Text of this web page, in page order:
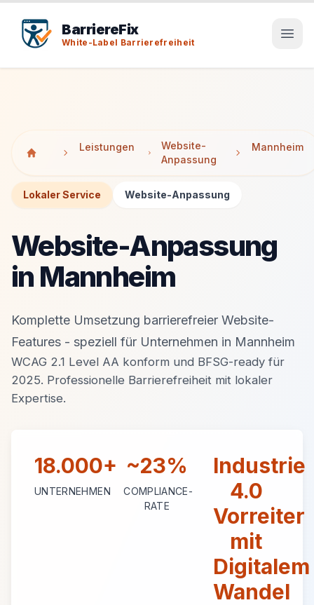
BarriereFix
White-Label Barrierefreiheit
Leistungen
Website-
Anpassung
Mannheim
Lokaler Service Website-Anpassung
Website-Anpassung
in Mannheim
Komplette Umsetzung barrierefreier Website-
Features - speziell für Unternehmen in Mannheim
WCAG 2.1 Level AA konform und BFSG-ready für
2025. Professionelle Barrierefreiheit mit lokaler
Expertise.
18.000+
UNTERNEHMEN
~23%
COMPLIANCE-
RATE
Industrie
4.0
Vorreiter
mit
Digitalem
Wandel